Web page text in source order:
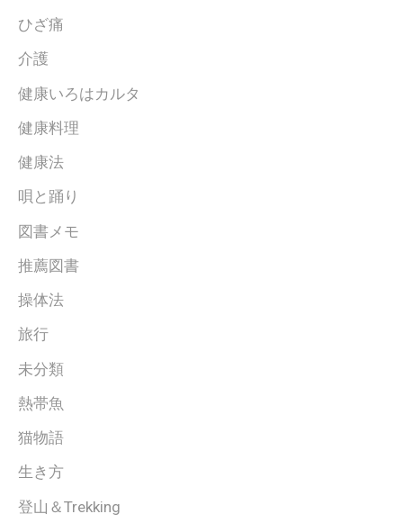
ひざ痛
介護
健康いろはカルタ
健康料理
健康法
唄と踊り
図書メモ
推薦図書
操体法
旅行
未分類
熱帯魚
猫物語
生き方
登山＆Trekking